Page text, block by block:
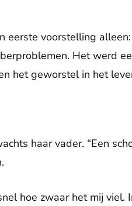
eerste voorstelling alleen:
Het werd
het geworstel in het
haar vader. “Een
hoe zwaar het mij viel.